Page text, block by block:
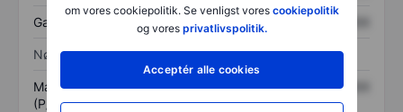
om vores cookiepolitik. Se venligst vores cookiepolitik
og vores privatlivspolitik.
Acceptér alle cookies
Gæld XXXXXXX
Nøgletal
Markedsværdi/omsætning
(P/S)
XXXXXXX XXXXXXX